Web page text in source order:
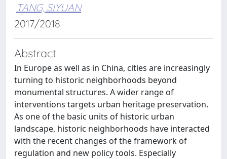
TANG, SIYUAN
2017/2018
Abstract
In Europe as well as in China, cities are increasingly
turning to historic neighborhoods beyond
monumental structures. A wider range of
interventions targets urban heritage preservation.
As one of the basic units of historic urban
landscape, historic neighborhoods have interacted
with the recent changes of the framework of
regulation and new policy tools. Especially